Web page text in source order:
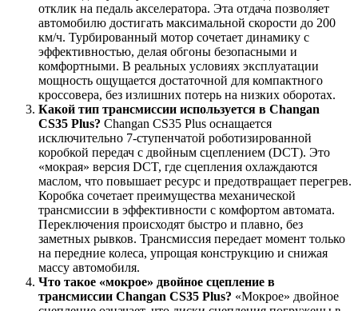
отклик на педаль акселератора. Эта отдача позволяет
автомобилю достигать максимальной скорости до 200
км/ч. Турбированный мотор сочетает динамику с
эффективностью, делая обгоны безопасными и
комфортными. В реальных условиях эксплуатации
мощность ощущается достаточной для компактного
кроссовера, без излишних потерь на низких оборотах.
Какой тип трансмиссии используется в Changan
CS35 Plus? Changan CS35 Plus оснащается
исключительно 7-ступенчатой роботизированной
коробкой передач с двойным сцеплением (DCT). Это
«мокрая» версия DCT, где сцепления охлаждаются
маслом, что повышает ресурс и предотвращает перегрев.
Коробка сочетает преимущества механической
трансмиссии в эффективности с комфортом автомата.
Переключения происходят быстро и плавно, без
заметных рывков. Трансмиссия передает момент только
на передние колеса, упрощая конструкцию и снижая
массу автомобиля.
Что такое «мокрое» двойное сцепление в
трансмиссии Changan CS35 Plus? «Мокрое» двойное